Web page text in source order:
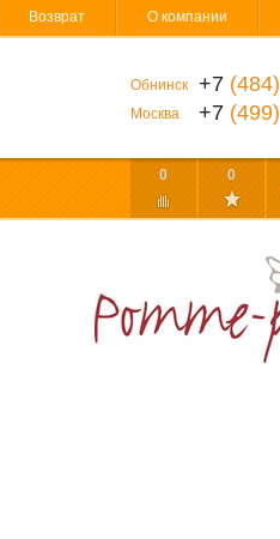
Возврат О компании
Обнинск +7 (484)
Москва +7 (499)
0 0